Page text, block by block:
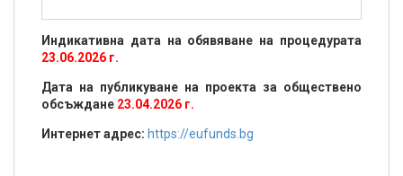
Индикативна дата на обявяване на процедурата
23.06.2026 г.
Дата на публикуване на проекта за обществено
обсъждане 23.04.2026 г.
Интернет адрес: https://eufunds.bg